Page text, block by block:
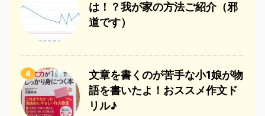
は！？我が家の方法ご紹介（邪
道です）
4
文章を書くのが苦手な小1娘が物
語を書いたよ！おススメ作文ド
リル♪